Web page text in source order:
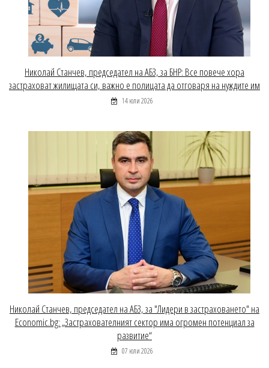
Николай Станчев, председател на АБЗ, за БНР: Все повече хора
застраховат жилищата си, важно е полицата да отговаря на нуждите им
14 юли 2026
Николай Станчев, председател на АБЗ, за "Лидери в застраховането" на
Economic.bg: „Застрахователният сектор има огромен потенциал за
развитие“
07 юли 2026